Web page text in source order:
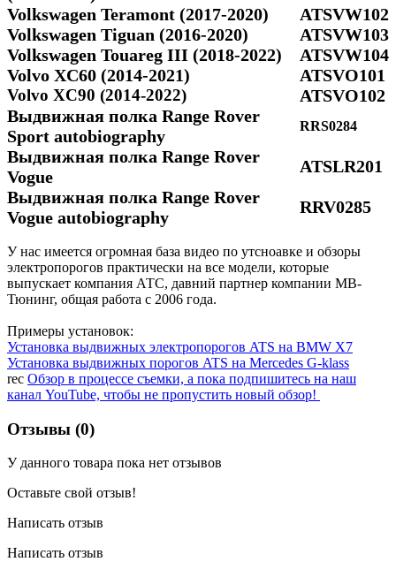
Volkswagen Teramont (2017-2020)
ATSVW102
Volkswagen Tiguan (2016-2020)
ATSVW103
Volkswagen Touareg III (2018-2022)
ATSVW104
Volvo XC60 (2014-2021)
ATSVO101
Volvo XC90 (2014-2022)
ATSVO102
Выдвижная полка Range Rover
Sport autobiography
RRS0284
Выдвижная полка Range Rover
Vogue
ATSLR201
Выдвижная полка Range Rover
Vogue autobiography
RRV0285
У нас имеется огромная база видео по утсноавке и обзоры
электропорогов практически на все модели, которые
выпускает компания АТС, давний партнер компании МВ-
Тюнинг, общая работа с 2006 года.
Примеры установок:
Установка выдвижных электропорогов ATS на BMW X7
Установка выдвижных порогов ATS на Mercedes G-klass
rec Обзор в процессе съемки, а пока подпишитесь на наш
канал YouTube, чтобы не пропустить новый обзор!
Отзывы (0)
У данного товара пока нет отзывов
Оставьте свой отзыв!
Написать отзыв
Написать отзыв